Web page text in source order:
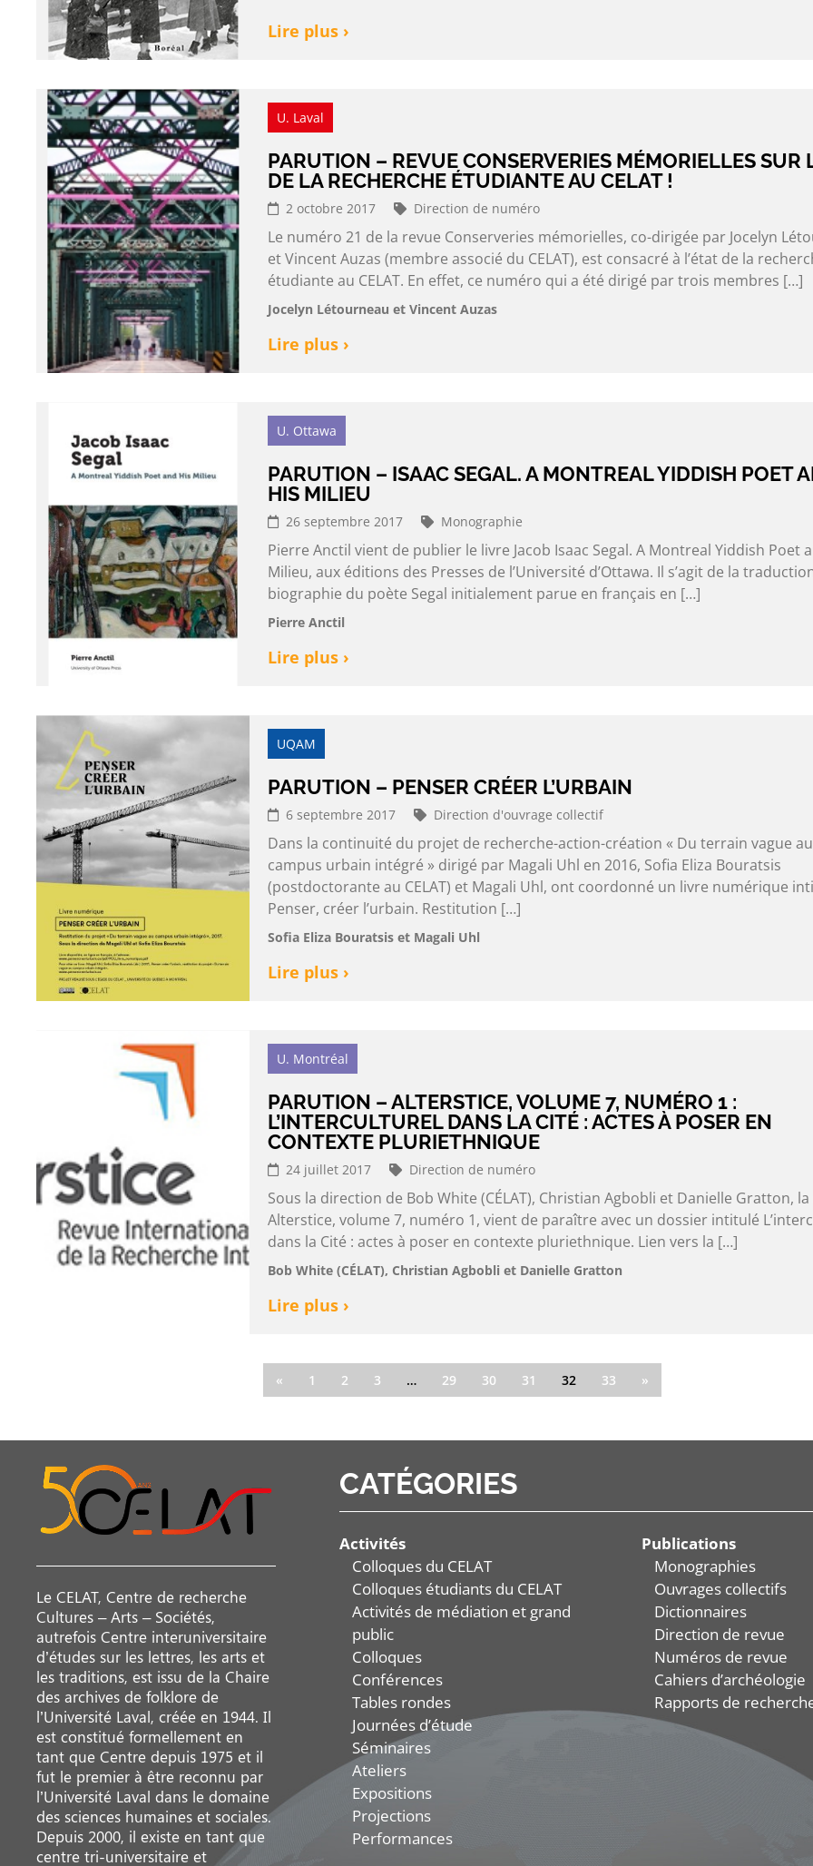
Lire plus ›
U. Laval
PARUTION – REVUE CONSERVERIES MÉMORIELLES SUR
DE LA RECHERCHE ÉTUDIANTE AU CELAT !
2 octobre 2017 Direction de numéro
Le numéro 21 de la revue Conserveries mémorielles, co-dirigée par Jocelyn
et Vincent Auzas (membre associé du CELAT), est consacré à l’état de la
étudiante au CELAT. En effet, ce numéro qui a été dirigé par trois membres […]
Jocelyn Létourneau et Vincent Auzas
Lire plus ›
U. Ottawa
PARUTION – ISAAC SEGAL. A MONTREAL YIDDISH POET
HIS MILIEU
26 septembre 2017 Monographie
Pierre Anctil vient de publier le livre Jacob Isaac Segal. A Montreal Yiddish Poet
Milieu, aux éditions des Presses de l’Université d’Ottawa. Il s’agit de la
biographie du poète Segal initialement parue en français en […]
Pierre Anctil
Lire plus ›
UQAM
PARUTION – PENSER CRÉER L’URBAIN
6 septembre 2017 Direction d'ouvrage collectif
Dans la continuité du projet de recherche-action-création « Du terrain vague au
campus urbain intégré » dirigé par Magali Uhl en 2016, Sofia Eliza Bouratsis
(postdoctorante au CELAT) et Magali Uhl, ont coordonné un livre numérique
Penser, créer l’urbain. Restitution […]
Sofia Eliza Bouratsis et Magali Uhl
Lire plus ›
U. Montréal
PARUTION – ALTERSTICE, VOLUME 7, NUMÉRO 1 :
L’INTERCULTUREL DANS LA CITÉ : ACTES À POSER EN
CONTEXTE PLURIETHNIQUE
24 juillet 2017 Direction de numéro
Sous la direction de Bob White (CÉLAT), Christian Agbobli et Danielle Gratton,
Alterstice, volume 7, numéro 1, vient de paraître avec un dossier intitulé
dans la Cité : actes à poser en contexte pluriethnique. Lien vers la […]
Bob White (CÉLAT), Christian Agbobli et Danielle Gratton
Lire plus ›
« 1 2 3 … 29 30 31 32 33 »
Le CELAT, Centre de recherche
Cultures – Arts – Sociétés,
autrefois Centre interuniversitaire
d’études sur les lettres, les arts et
les traditions, est issu de la Chaire
des archives de folklore de
l’Université Laval, créée en 1944. Il
est constitué formellement en
tant que Centre depuis 1975 et il
fut le premier à être reconnu par
l’Université Laval dans le domaine
des sciences humaines et sociales.
Depuis 2000, il existe en tant que
centre tri-universitaire et
CATÉGORIES
Activités
Colloques du CELAT
Colloques étudiants du CELAT
Activités de médiation et grand
public
Colloques
Conférences
Tables rondes
Journées d’étude
Séminaires
Ateliers
Expositions
Projections
Performances
Publications
Monographies
Ouvrages collectifs
Dictionnaires
Direction de revue
Numéros de revue
Cahiers d’archéologie
Rapports de